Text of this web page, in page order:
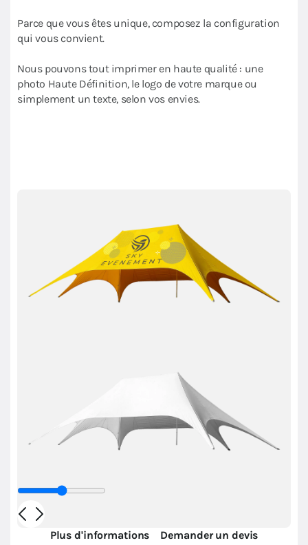
Parce que vous êtes unique, composez la configuration
qui vous convient.
Nous pouvons tout imprimer en haute qualité : une
photo Haute Définition, le logo de votre marque ou
simplement un texte, selon vos envies.
Plus d'informations Demander un devis